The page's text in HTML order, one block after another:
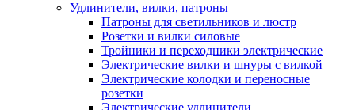
Удлинители, вилки, патроны
Патроны для светильников и люстр
Розетки и вилки силовые
Тройники и переходники электрические
Электрические вилки и шнуры с вилкой
Электрические колодки и переносные
розетки
Электрические удлинители